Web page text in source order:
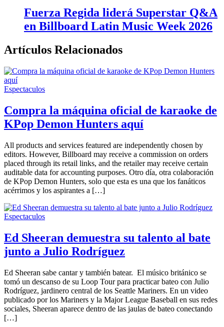
Fuerza Regida liderá Superstar Q&A
en Billboard Latin Music Week 2026
Artículos Relacionados
Espectaculos
Compra la máquina oficial de karaoke de
KPop Demon Hunters aquí
All products and services featured are independently chosen by
editors. However, Billboard may receive a commission on orders
placed through its retail links, and the retailer may receive certain
auditable data for accounting purposes. Otro día, otra colaboración
de KPop Demon Hunters, solo que esta es una que los fanáticos
acérrimos y los aspirantes a […]
Espectaculos
Ed Sheeran demuestra su talento al bate
junto a Julio Rodríguez
Ed Sheeran sabe cantar y también batear. El músico británico se
tomó un descanso de su Loop Tour para practicar bateo con Julio
Rodríguez, jardinero central de los Seattle Mariners. En un video
publicado por los Mariners y la Major League Baseball en sus redes
sociales, Sheeran aparece dentro de las jaulas de bateo conectando
[…]